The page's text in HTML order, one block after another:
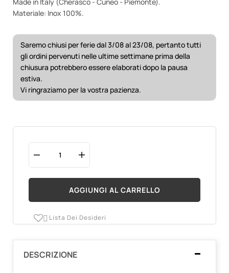
Made in Italy (Cherasco - Cuneo - Piemonte).
Materiale: Inox 100%.
Saremo chiusi per ferie dal 3/08 al 23/08, pertanto tutti
gli ordini pervenuti nelle ultime settimane prima della
chiusura potrebbero essere elaborati dopo la pausa
estiva.
Vi ringraziamo per la vostra pazienza.
AGGIUNGI AL CARRELLO
 Lista Dei Desideri
DESCRIZIONE